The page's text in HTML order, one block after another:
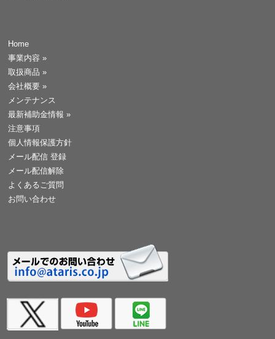
Home
事業内容 »
取扱商品 »
会社概要 »
メンテナンス
最新補助金情報 »
注意事項
個人情報保護方針
メール配信 登録
メール配信解除
よくあるご質問
お問い合わせ